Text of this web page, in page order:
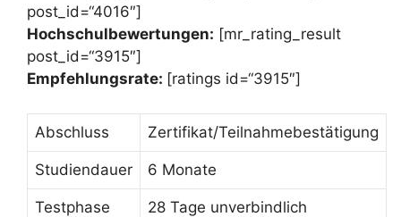
post_id=“4016″]
Hochschulbewertungen: [mr_rating_result
post_id=“3915″]
Empfehlungsrate: [ratings id=“3915″]
Abschluss Zertifikat/Teilnahmebestätigung
Studiendauer 6 Monate
Testphase 28 Tage unverbindlich